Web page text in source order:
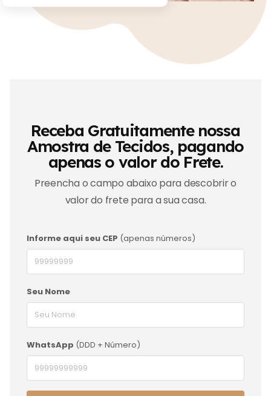
Receba Gratuitamente nossa
Amostra de Tecidos, pagando
apenas o valor do Frete.
Preencha o campo abaixo para descobrir o
valor do frete para a sua casa.
Informe aqui seu CEP (apenas números)
Seu Nome
WhatsApp (DDD + Número)